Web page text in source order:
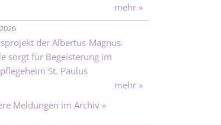
mehr »
der Albertus-Magnus-
sorgt für Begeisterung im
St. Paulus
mehr »
Meldungen im Archiv »